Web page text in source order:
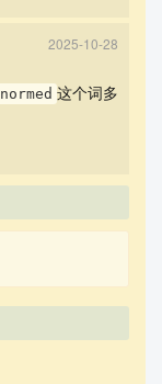
2025-10-28
normed 这个词多